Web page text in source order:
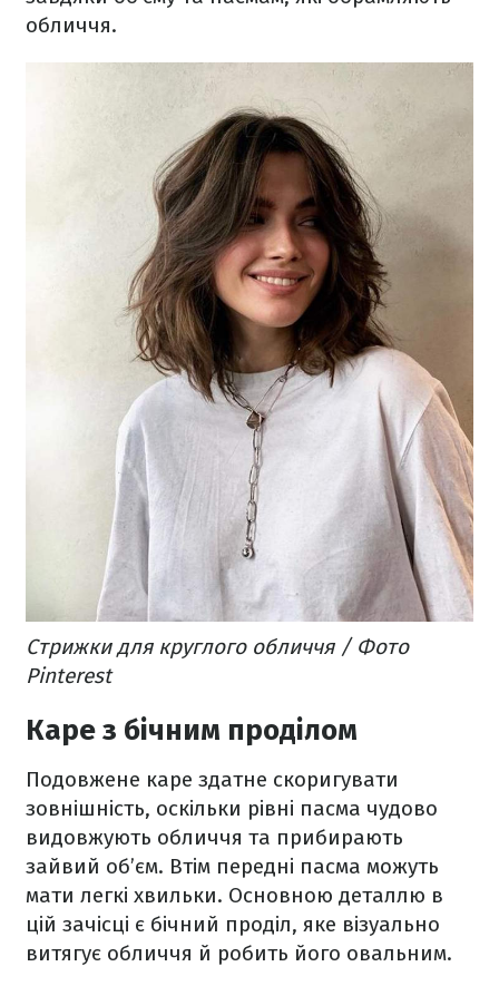
обличчя.
Стрижки для круглого обличчя / Фото
Pinterest
Каре з бічним проділом
Подовжене каре здатне скоригувати
зовнішність, оскільки рівні пасма чудово
видовжують обличчя та прибирають
зайвий об’єм. Втім передні пасма можуть
мати легкі хвильки. Основною деталлю в
цій зачісці є бічний проділ, яке візуально
витягує обличчя й робить його овальним.